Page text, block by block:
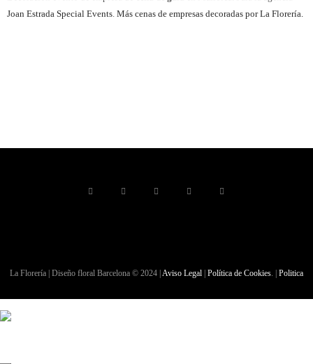
Joan Estrada Special Events. Más cenas de empresas decoradas por La Florería.
La Florería | Diseño floral Barcelona © 2024 | Aviso Legal Política de Cookies. | Politica